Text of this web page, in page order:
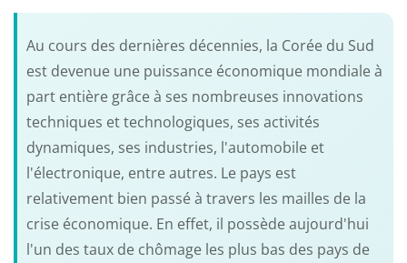
Au cours des dernières décennies, la Corée du Sud
est devenue une puissance économique mondiale à
part entière grâce à ses nombreuses innovations
techniques et technologiques, ses activités
dynamiques, ses industries, l'automobile et
l'électronique, entre autres. Le pays est
relativement bien passé à travers les mailles de la
crise économique. En effet, il possède aujourd'hui
l'un des taux de chômage les plus bas des pays de